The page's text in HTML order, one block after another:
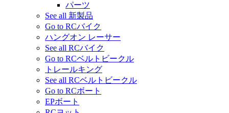
パーツ
See all 新製品
Go to RCバイク
ハングオン レーサー
See all RCバイク
Go to RCベルトビークル
トレールキング
See all RCベルトビークル
Go to RCボート
EPボート